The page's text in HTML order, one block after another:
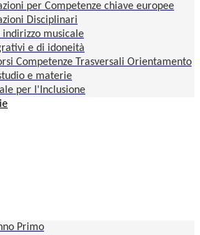
per Competenze chiave europee
Disciplinari
musicale
e di idoneità
Competenze Trasversali Orientamento
e materie
per l'Inclusione
Primo